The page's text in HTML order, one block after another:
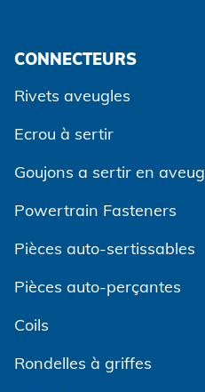
CONNECTEURS
Rivets aveugles
Ecrou à sertir
Goujons a sertir en
Powertrain Fasteners
Pièces auto-sertissables
Pièces auto-perçantes
Coils
Rondelles à griffes